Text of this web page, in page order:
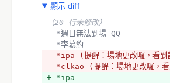
顯示 diff
（20 行未修改）
  *週日無法到場 QQ
  *李慕約
- *ipa (提醒：場地更改囉，看到
- *clkao (提醒：場地更改囉，看
+ *ipa